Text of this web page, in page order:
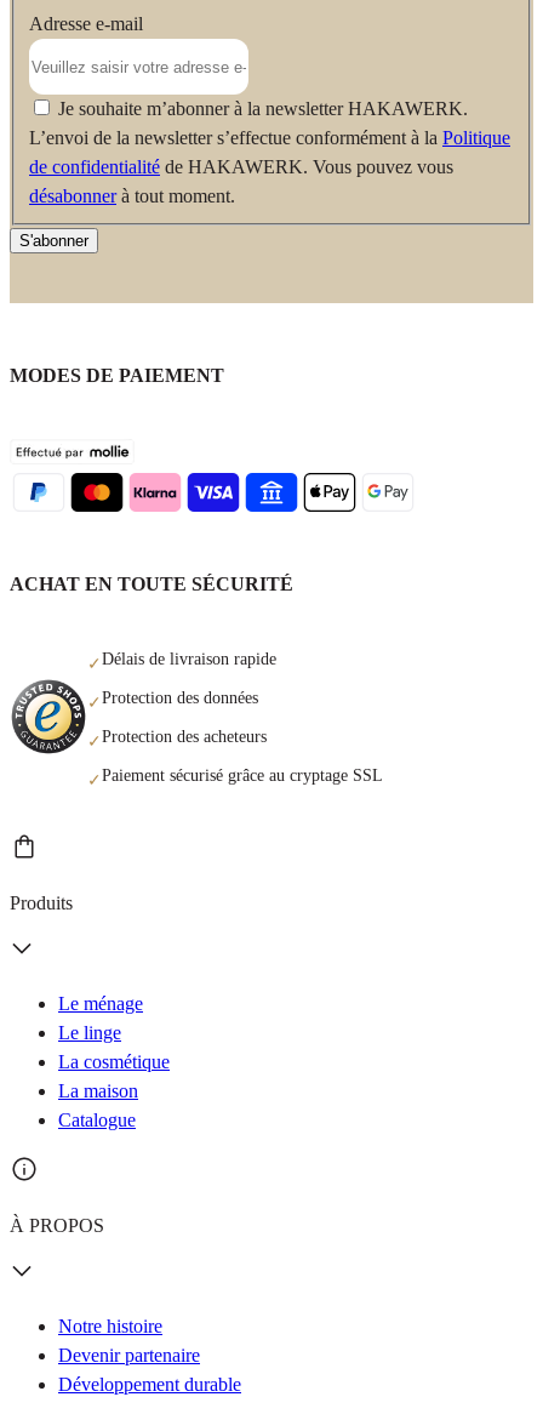
Adresse e-mail
Je souhaite m’abonner à la newsletter HAKAWERK.
L’envoi de la newsletter s’effectue conformément à la Politique
de confidentialité de HAKAWERK. Vous pouvez vous
désabonnerà tout moment.
S'abonner
MODES DE PAIEMENT
ACHAT EN TOUTE SÉCURITÉ
✓Délais de livraison rapide
✓Protection des données
✓Protection des acheteurs
✓Paiement sécurisé grâce au cryptage SSL
Produits
Le ménage
Le linge
La cosmétique
La maison
Catalogue
À PROPOS
Notre histoire
Devenir partenaire
Développement durable